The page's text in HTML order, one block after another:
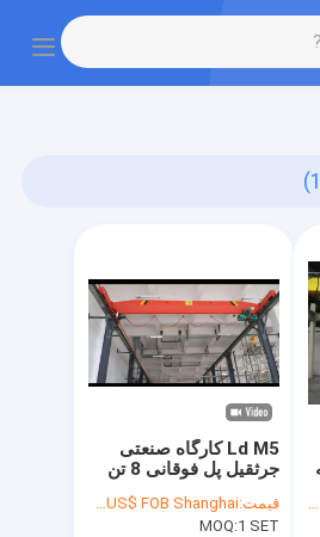
gtag('config', 'G-
Ld M5 کارگاه صنعتی
جرثقیل پل فوقانی 8 تن
قیمت:4350US$ FOB Shanghai
MOQ:1 SET